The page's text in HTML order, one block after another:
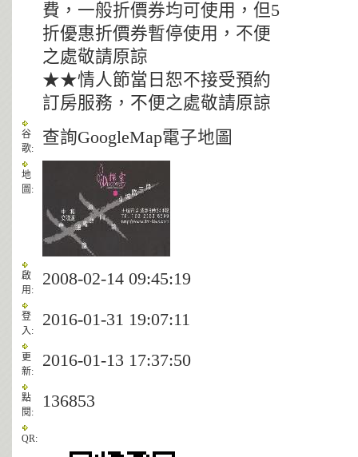
費，一般折價券均可使用，但5
折優惠折價券暫停使用，不便
之處敬請原諒
★★情人節當日恕不接受預約
訂房服務，不便之處敬請原諒
谷
歌:
查詢GoogleMap電子地圖
地
圖:
啟
用:
2008-02-14 09:45:19
登
入:
2016-01-31 19:07:11
更
新:
2016-01-13 17:37:50
點
閱:
136853
QR: